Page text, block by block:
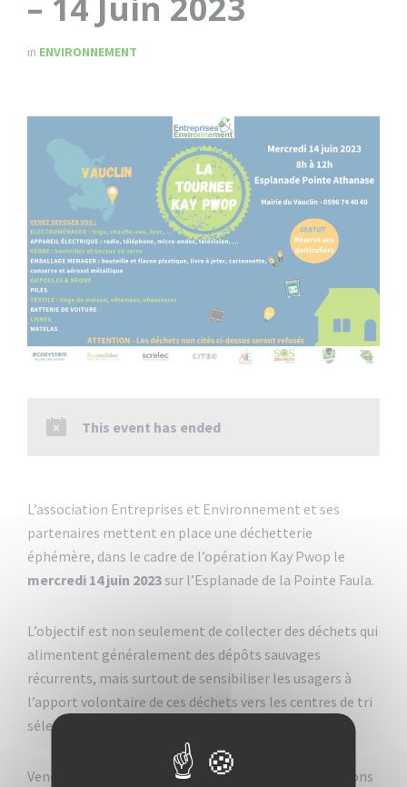
in ENVIRONNEMENT
This event has ended
L’association Entreprises et Environnement et ses
partenaires mettent en place une déchetterie
éphémère, dans le cadre de l’opération Kay Pwop le
mercredi 14 juin 2023sur l’Esplanade de la Pointe Faula.
L’objectif est non seulement de collecter des déchets qui
alimentent généralement des dépôts sauvages
récurrents, mais surtout de sensibiliser les usagers à
l’apport volontaire de ces déchets vers les centres de tri
sélectif.
Venez déposer vos encombrants gratuitement ! Actions